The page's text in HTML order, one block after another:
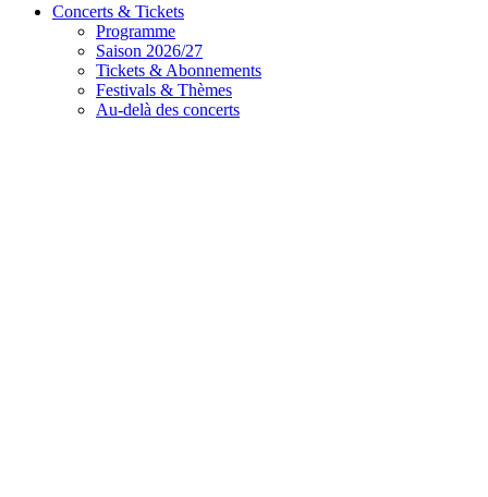
Concerts & Tickets
Programme
Saison 2026/27
Tickets & Abonnements
Festivals & Thèmes
Au-delà des concerts